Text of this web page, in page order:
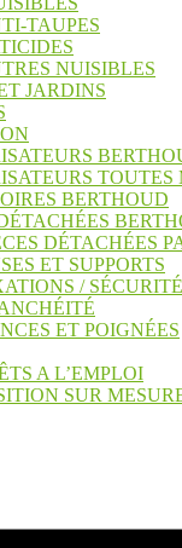
TAUPES
NUISIBLES
JARDINS
TOUTES
BERTHOUD
DÉTACHÉES
ET SUPPORTS
/ SÉCURITÉ
ET POIGNÉES
A L’EMPLOI
SUR